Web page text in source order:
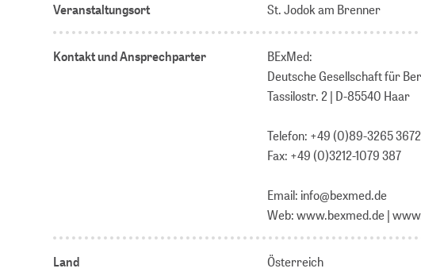
Veranstaltungsort St. Jodok am Brenner
Kontakt und Ansprechparter
BExMed:
Deutsche Gesellschaft für
Tassilostr. 2 | D-85540 Haar
Telefon: +49 (0)89-3265 3672
Fax: +49 (0)3212-1079 387
Email: info@bexmed.de
Web: www.bexmed.de |
Land Österreich